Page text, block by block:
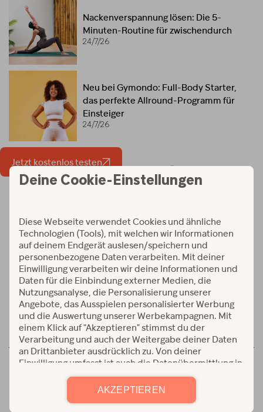
Nackenverspannung lösen: Die 5-
Minuten-Routine für zwischendurch
24/7/26
Neu bei Gymondo: Full-Body Starter,
das perfekte Allround-Programm für
Einsteiger
24/7/26
Jetzt kostenlos testen
Verfügbar auf:
© 2026 Alle Rechte vorbehalten
AGB|Detenschutz